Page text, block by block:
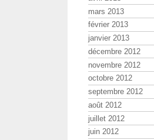
mars 2013
février 2013
janvier 2013
décembre 2012
novembre 2012
octobre 2012
septembre 2012
août 2012
juillet 2012
juin 2012